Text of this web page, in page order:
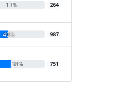
13% 264
49% 987
38% 751